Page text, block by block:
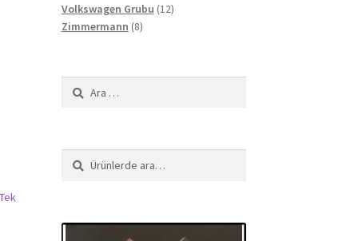
Volkswagen Grubu 1212
Zimmermann 88
Arama:
Ara:
Ara